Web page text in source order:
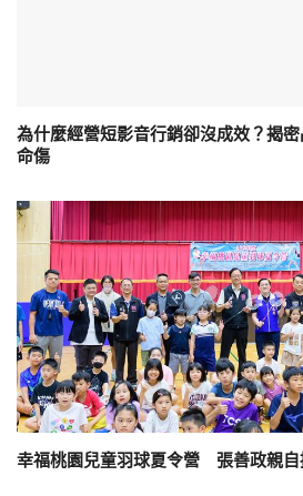
為什麼經營短影音行銷卻沒成效？揭
命傷
幸福桃園兒童羽球夏令營 張善政親自